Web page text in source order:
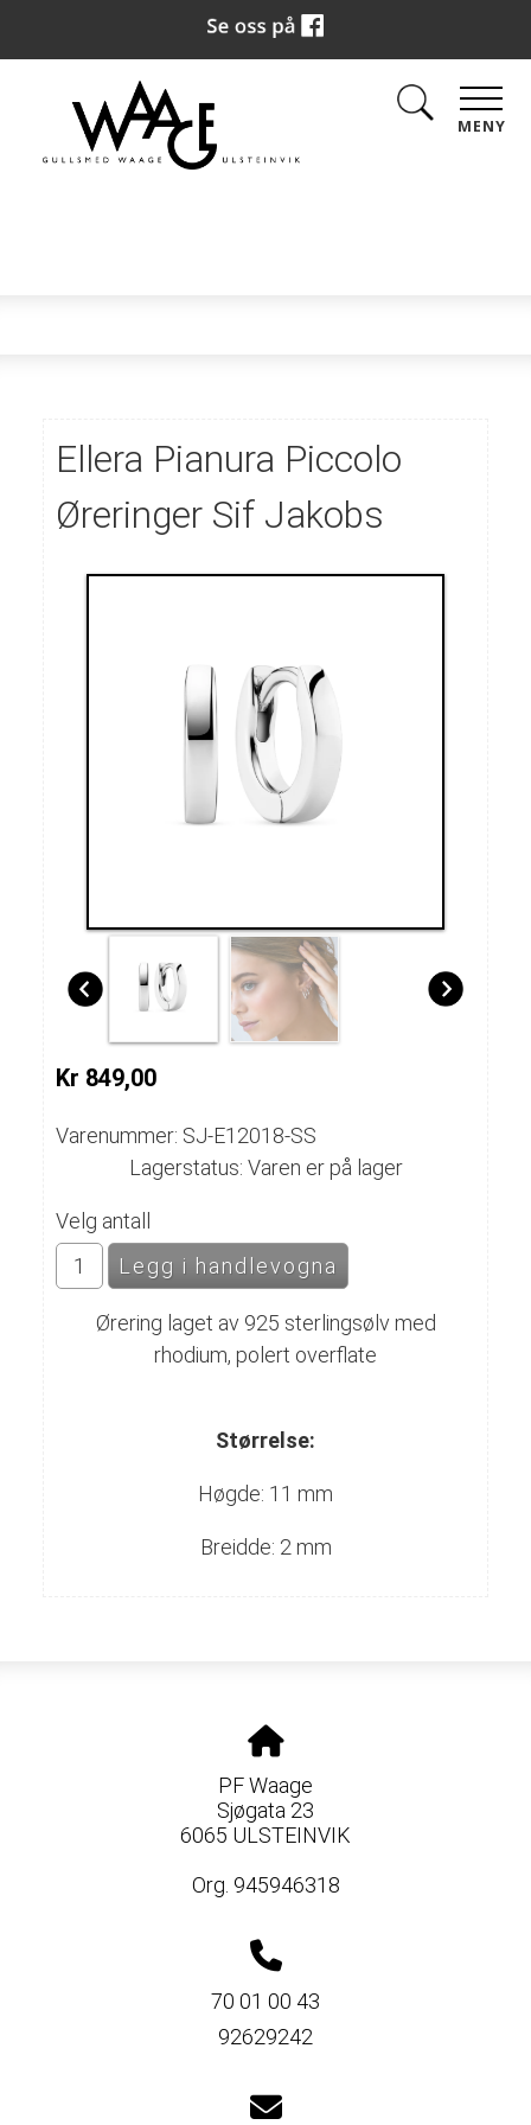
MENY
Ellera Pianura Piccolo
Øreringer Sif Jakobs
Kr 849,00
Varenummer: SJ-E12018-SS
Lagerstatus: Varen er på lager
Velg antall
Ørering laget av 925 sterlingsølv med
rhodium, polert overflate
Størrelse:
Høgde: 11 mm
Breidde: 2 mm
PF Waage
Sjøgata 23
6065 ULSTEINVIK
Org. 945946318
70 01 00 43
92629242